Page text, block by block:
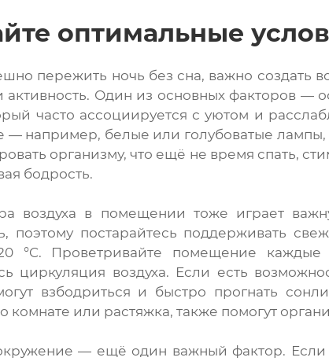
оптимальные
пережить ночь без сна, важно создать
активность. Один из основных факторов —
часто ассоциируется с уютом и
— например, белые или голубоватые
организму, что ещё не время спать,
бодрость.
воздуха в помещении тоже играет
поэтому постарайтесь поддерживать
°C. Проветривайте помещение
циркуляция воздуха. Если есть
взбодриться и быстро прогнать
комнате или растяжка, также помогут
— ещё один важный фактор. Если